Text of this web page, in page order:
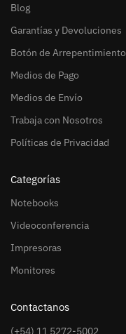
Blog
Garantías y Devoluciones
Botón de Arrepentimiento
Medios de Pago
Medios de Envío
Trabaja con Nosotros
Políticas de Privacidad
Categorías
Notebooks
Videoconferencia
Impresoras
Monitores
Contactanos
(+54) 11 5272-5002